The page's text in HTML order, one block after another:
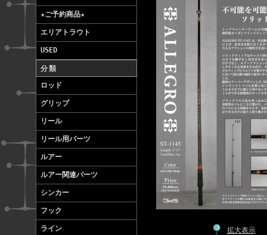
★ご予約商品★
エリアトラウト
USED
分類
ロッド
グリップ
リール
リール用パーツ
ルアー
ルアー関連パーツ
シンカー
フック
ライン 拡大表示